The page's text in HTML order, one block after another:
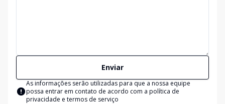
Enviar
As informações serão utilizadas para que a nossa equipe
possa entrar em contato de acordo com a política de
privacidade e termos de serviço